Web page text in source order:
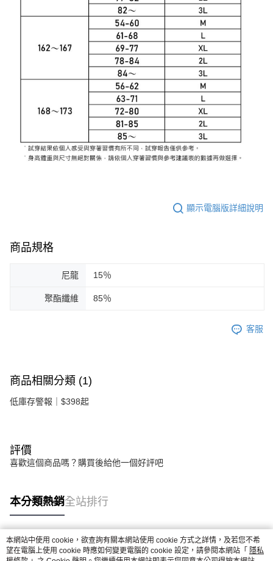
顯示電腦版詳細說明
商品規格
尼龍 15％
聚酯纖維 85％
客服
商品相關分類 (1)
低庫存警報｜$398起
評價
喜歡這個商品嗎？購買後給他一個好評吧
本分類熱銷全站排行
熱門標籤
本網站中使用 cookie，欲查詢有關本網站使用 cookie 方式之詳情，及若您不希
望在電腦上使用 cookie 時應如何變更電腦的 cookie 設定，請參閱本網站「 隱私